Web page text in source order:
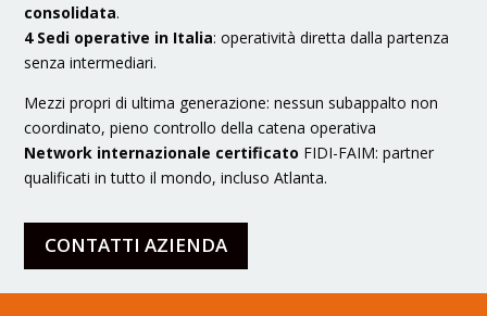
consolidata.
4 Sedi operative in Italia: operatività diretta dalla partenza
senza intermediari.
Mezzi propri di ultima generazione: nessun subappalto non
coordinato, pieno controllo della catena operativa
Network internazionale certificato FIDI-FAIM: partner
qualificati in tutto il mondo, incluso Atlanta.
CONTATTI AZIENDA